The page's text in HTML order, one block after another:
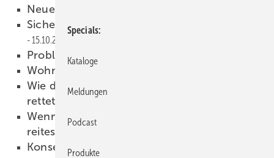
Neues Besucherzentrum
Sicherheitseinbehalte aufs Sperrkonto
15.10.2009
Probleme bei Photovoltaik
Wohnungslüftung jetzt Pflicht
Wie das Glühbirnenverbot die (SHK-)Welt
rettet!
Wenn du entdeckst, dass du ein totes Pferd
reitest, steige ab.
Konsequenzen bei Nichteinhalten
Specials
Kataloge
Meldungen
Podcast
Produkte